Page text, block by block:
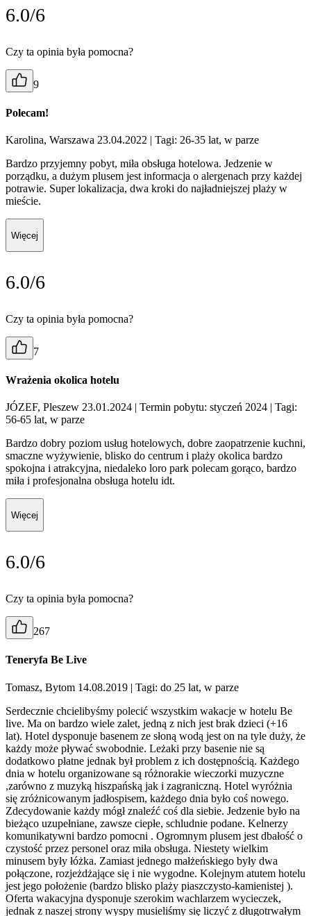
6.0/6
Czy ta opinia była pomocna?
9
Polecam!
Karolina, Warszawa 23.04.2022 | Tagi: 26-35 lat, w parze
Bardzo przyjemny pobyt, miła obsługa hotelowa. Jedzenie w
porządku, a dużym plusem jest informacja o alergenach przy każdej
potrawie. Super lokalizacja, dwa kroki do najładniejszej plaży w
mieście.
Więcej
6.0/6
Czy ta opinia była pomocna?
7
Wrażenia okolica hotelu
JÓZEF, Pleszew 23.01.2024 | Termin pobytu: styczeń 2024 | Tagi:
56-65 lat, w parze
Bardzo dobry poziom usług hotelowych, dobre zaopatrzenie kuchni,
smaczne wyżywienie, blisko do centrum i plaży okolica bardzo
spokojna i atrakcyjna, niedaleko loro park polecam gorąco, bardzo
miła i profesjonalna obsługa hotelu idt.
Więcej
6.0/6
Czy ta opinia była pomocna?
267
Teneryfa Be Live
Tomasz, Bytom 14.08.2019 | Tagi: do 25 lat, w parze
Serdecznie chcielibyśmy polecić wszystkim wakacje w hotelu Be
live. Ma on bardzo wiele zalet, jedną z nich jest brak dzieci (+16
lat). Hotel dysponuje basenem ze słoną wodą jest on na tyle duży, że
każdy może pływać swobodnie. Leżaki przy basenie nie są
dodatkowo płatne jednak był problem z ich dostępnością. Każdego
dnia w hotelu organizowane są różnorakie wieczorki muzyczne
,zarówno z muzyką hiszpańską jak i zagraniczną. Hotel wyróżnia
się zróżnicowanym jadłospisem, każdego dnia było coś nowego.
Zdecydowanie każdy mógł znaleźć coś dla siebie. Jedzenie było na
bieżąco uzupełniane, zawsze ciepłe, schludnie podane. Kelnerzy
komunikatywni bardzo pomocni . Ogromnym plusem jest dbałość o
czystość przez personel oraz miła obsługa. Niestety wielkim
minusem były łóżka. Zamiast jednego małżeńskiego były dwa
połączone, rozjeżdżające się i nie wygodne. Kolejnym atutem hotelu
jest jego położenie (bardzo blisko plaży piaszczysto-kamienistej ).
Oferta wakacyjna dysponuje szerokim wachlarzem wycieczek,
jednak z naszej strony wyspy musieliśmy się liczyć z długotrwałym